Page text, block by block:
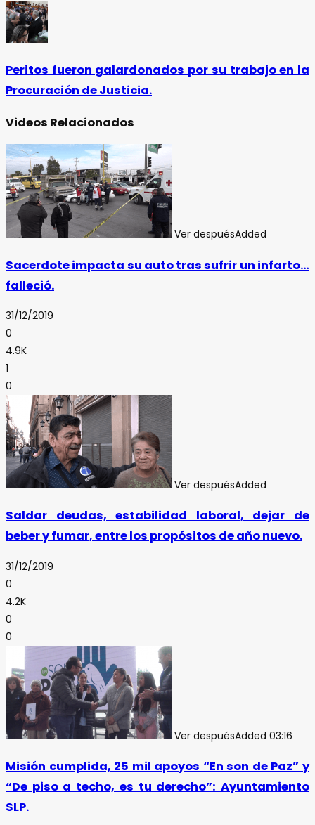
Peritos fueron galardonados por su trabajo en la
Procuración de Justicia.
Videos Relacionados
Ver despuésAdded
Sacerdote impacta su auto tras sufrir un infarto…
falleció.
31/12/2019
0
4.9K
1
0
Ver despuésAdded
Saldar deudas, estabilidad laboral, dejar de
beber y fumar, entre los propósitos de año nuevo.
31/12/2019
0
4.2K
0
0
Ver despuésAdded 03:16
Misión cumplida, 25 mil apoyos “En son de Paz” y
“De piso a techo, es tu derecho”: Ayuntamiento
SLP.